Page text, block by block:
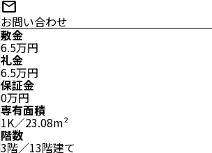
mail
お問い合わせ
敷金
6.5万円
礼金
6.5万円
保証金
0万円
専有面積
1K／23.08m²
階数
3階／13階建て